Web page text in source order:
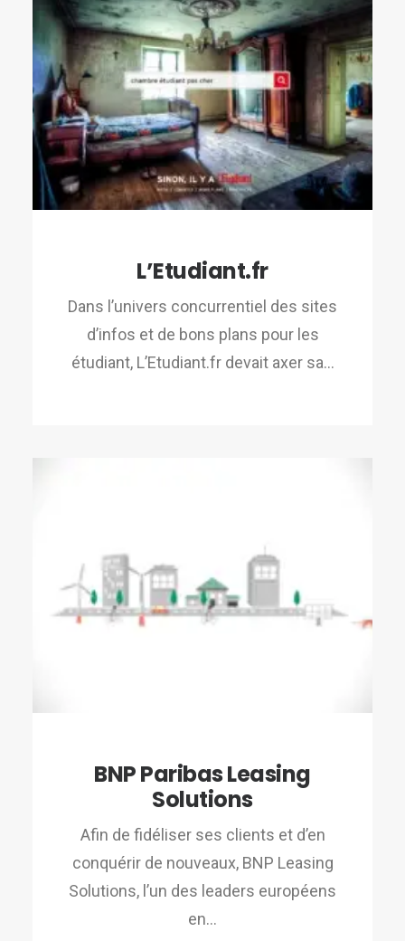
L’Etudiant.fr
Dans l’univers concurrentiel des sites
d’infos et de bons plans pour les
étudiant, L’Etudiant.fr devait axer sa…
BNP Paribas Leasing
Solutions
Afin de fidéliser ses clients et d’en
conquérir de nouveaux, BNP Leasing
Solutions, l’un des leaders européens
en…